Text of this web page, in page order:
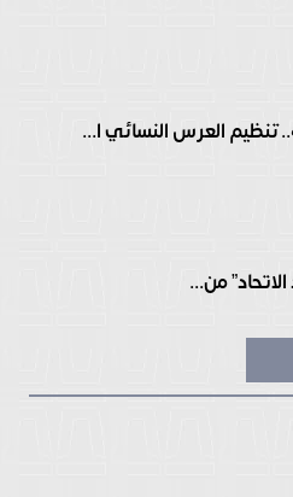
تنظيم العرس النسائي ا...
من...